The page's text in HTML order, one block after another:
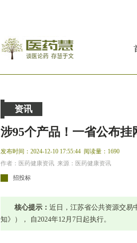
资讯
涉95个产品！一省公布挂
发布时间：2024-12-10 17:55:44 阅读量：1690
作者：医药健康资讯 来源：医药健康资讯
招投标
核心提示： 近日，江苏省公共资源交易
知》）， 自2024年12月7日起执行。